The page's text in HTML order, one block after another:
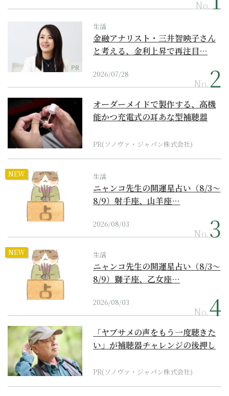
No.
PR
生活
金融アナリスト・三井智映子さん
と考える、金利上昇で再注目…
2026/07/28
No.
オーダーメイドで製作する、高機
能かつ充電式の耳あな型補聴器
PR(ソノヴァ・ジャパン株式会社)
NEW 生活
ニャンコ先生の開運星占い（8/3～
8/9）射手座、山羊座…
2026/08/03
No.
NEW 生活
ニャンコ先生の開運星占い（8/3～
8/9）獅子座、乙女座…
2026/08/03
No.
「ヤブサメの声をもう一度聴きた
い」が補聴器チャレンジの後押し
PR(ソノヴァ・ジャパン株式会社)